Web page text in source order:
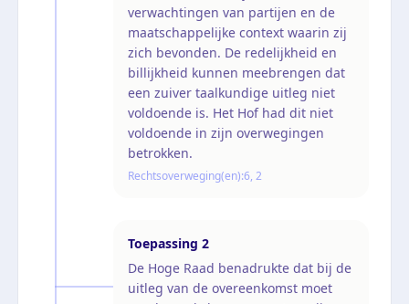
verwachtingen van partijen en de
maatschappelijke context waarin zij
zich bevonden. De redelijkheid en
billijkheid kunnen meebrengen dat
een zuiver taalkundige uitleg niet
voldoende is. Het Hof had dit niet
voldoende in zijn overwegingen
betrokken.
Rechtsoverweging(en):6, 2
Toepassing 2
De Hoge Raad benadrukte dat bij de
uitleg van de overeenkomst moet